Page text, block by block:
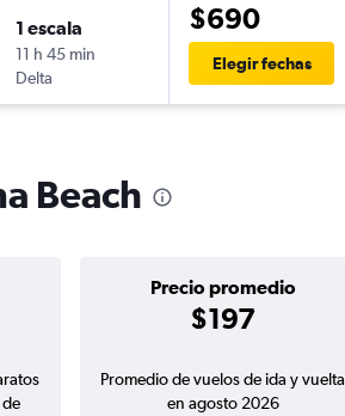
1 escala
11 h 45 min
Delta
$690
Elegir fechas
Beach
Precio promedio
$197
Promedio de vuelos de ida y vuelta
en agosto 2026